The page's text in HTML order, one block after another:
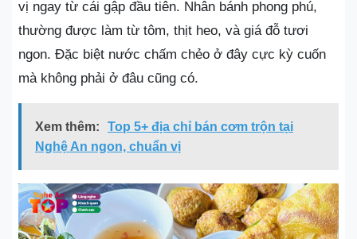
vị ngay từ cái gập đầu tiên. Nhân bánh phong phú,
thường được làm từ tôm, thịt heo, và giá đỗ tươi
ngon. Đặc biệt nước chấm chẻo ở đây cực kỳ cuốn
mà không phải ở đâu cũng có.
Xem thêm:
Top 5+ địa chỉ bán cơm trộn tại
Nghệ An ngon, chuẩn vị